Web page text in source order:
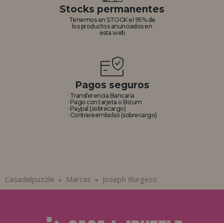
Stocks permanentes
Tenemos en STOCK el 95% de
los productos anunciados en
esta web
Pagos seguros
· Transferencia Bancaria
· Pago con tarjeta o Bizum
· Paypal (sobrecargo)
· Contrareembolso (sobrecargo)
Casadelpuzzle » Marcas » Joseph Burgess